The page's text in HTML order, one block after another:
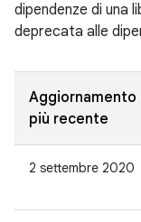
dipendenze di una
deprecata alle
Aggiornamento
più recente
2 settembre 2020